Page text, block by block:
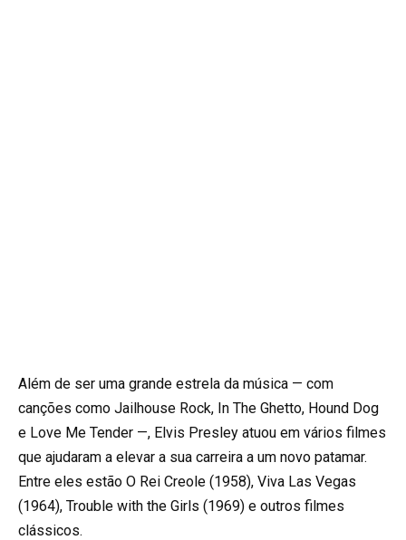
Além de ser uma grande estrela da música — com
canções como Jailhouse Rock, In The Ghetto, Hound Dog
e Love Me Tender —, Elvis Presley atuou em vários filmes
que ajudaram a elevar a sua carreira a um novo patamar.
Entre eles estão O Rei Creole (1958), Viva Las Vegas
(1964), Trouble with the Girls (1969) e outros filmes
clássicos.